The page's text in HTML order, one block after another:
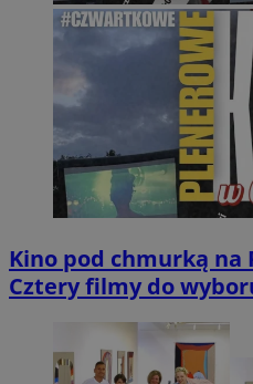
Kino pod chmurką na
Cztery filmy do